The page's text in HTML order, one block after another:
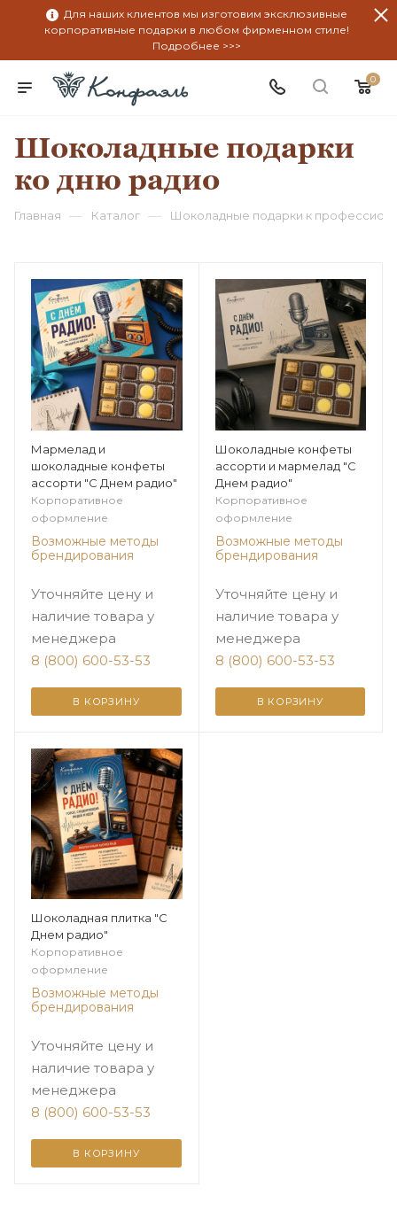
Для наших клиентов мы изготовим эксклюзивные
корпоративные подарки в любом фирменном стиле!
Подробнее >>>
0
Шоколадные подарки
ко дню радио
Главная — Каталог — Шоколадные подарки к
Мармелад и
шоколадные конфеты
ассорти "С Днем радио"
Корпоративное
оформление
Возможные методы
брендирования
Уточняйте цену и
наличие товара у
менеджера
8 (800) 600-53-53
В КОРЗИНУ
Шоколадные конфеты
ассорти и мармелад "С
Днем радио"
Корпоративное
оформление
Возможные методы
брендирования
Уточняйте цену и
наличие товара у
менеджера
8 (800) 600-53-53
В КОРЗИНУ
Шоколадная плитка "С
Днем радио"
Корпоративное
оформление
Возможные методы
брендирования
Уточняйте цену и
наличие товара у
менеджера
8 (800) 600-53-53
В КОРЗИНУ